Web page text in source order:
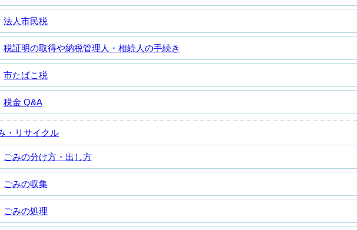
法人市民税
税証明の取得や納税管理人・相続人の手続き
市たばこ税
税金 Q&A
・リサイクル
ごみの分け方・出し方
ごみの収集
ごみの処理